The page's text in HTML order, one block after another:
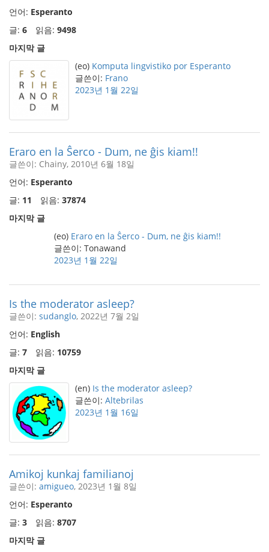
언어: Esperanto
글: 6 읽음: 9498
마지막 글
(eo) Komputa lingvistiko por Esperanto
글쓴이: Frano
2023년 1월 22일
Eraro en la Ŝerco - Dum, ne ĝis kiam!!
글쓴이: Chainy, 2010년 6월 18일
언어: Esperanto
글: 11 읽음: 37874
마지막 글
(eo) Eraro en la Ŝerco - Dum, ne ĝis kiam!!
글쓴이: Tonawand
2023년 1월 22일
Is the moderator asleep?
글쓴이: sudanglo, 2022년 7월 2일
언어: English
글: 7 읽음: 10759
마지막 글
(en) Is the moderator asleep?
글쓴이: Altebrilas
2023년 1월 16일
Amikoj kunkaj familianoj
글쓴이: amigueo, 2023년 1월 8일
언어: Esperanto
글: 3 읽음: 8707
마지막 글